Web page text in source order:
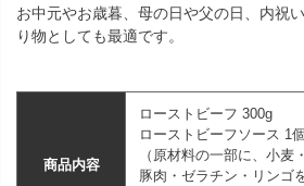
お中元やお歳暮、母の日や父の日、内祝
り物としても最適です。
商品内容
ローストビーフ 300g
ローストビーフソース 1個
（原材料の一部に、小麦
豚肉・ゼラチン・リンゴ